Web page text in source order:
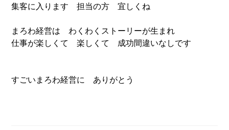
集客に入ります 担当の方 宜しくね
まろわ経営は わくわくストーリーが生まれ
仕事が楽しくて 楽しくて 成功間違いなしです
すごいまろわ経営に ありがとう